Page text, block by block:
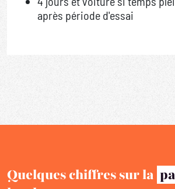
après période d'essai
Quelques chiffres sur la